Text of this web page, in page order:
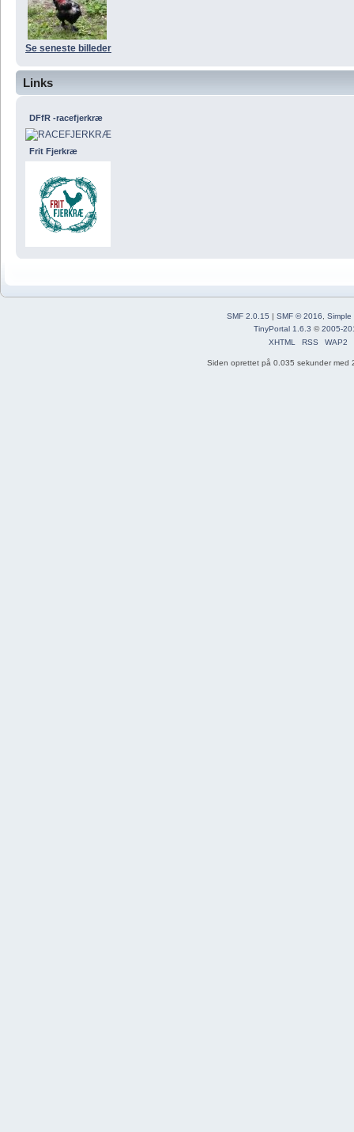
Se seneste billeder
Links
DFfR -racefjerkræ
Frit Fjerkræ
SMF 2.0.15 SMF © 2016, Simple
TinyPortal 1.6.3 ©2005-
XHTML
RSS WAP2
Siden oprettet på 0.035 sekunder med